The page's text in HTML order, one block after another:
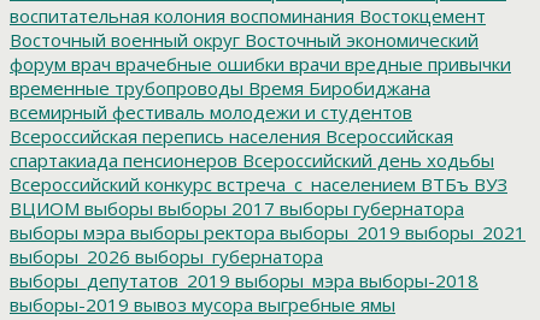
воспитательная колония воспоминания Востокцемент
Восточный военный округ Восточный экономический
форум врач врачебные ошибки врачи вредные привычки
временные трубопроводы Время Биробиджана
всемирный фестиваль молодежи и студентов
Всероссийская перепись населения Всероссийская
спартакиада пенсионеров Всероссийский день ходьбы
Всероссийский конкурс встреча_с_населением ВТБъ ВУЗ
ВЦИОМ выборы выборы 2017 выборы губернатора
выборы мэра выборы ректора выборы_2019 выборы_2021
выборы_2026 выборы_губернатора
выборы_депутатов_2019 выборы_мэра выборы-2018
выборы-2019 вывоз мусора выгребные ямы